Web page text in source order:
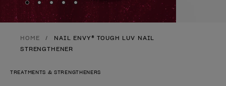
Skip to slide
Skip to slide 2
Skip to slide 3
Skip to slide 4
Skip to slide5
HOME
NAIL ENVY® TOUGH LUV NAIL
STRENGTHENER
TREATMENTS & STRENGTHENERS